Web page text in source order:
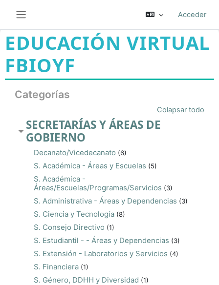
Acceder
EDUCACIÓN VIRTUAL
FBIOYF
Categorías
Colapsar todo
SECRETARÍAS Y ÁREAS DE
GOBIERNO
Decanato/Vicedecanato (6)
S. Académica - Áreas y Escuelas (5)
S. Académica -
Áreas/Escuelas/Programas/Servicios (3)
S. Administrativa - Áreas y Dependencias (3)
S. Ciencia y Tecnología (8)
S. Consejo Directivo (1)
S. Estudiantil - - Áreas y Dependencias (3)
S. Extensión - Laboratorios y Servicios (4)
S. Financiera (1)
S. Género, DDHH y Diversidad (1)